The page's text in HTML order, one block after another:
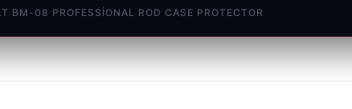
BM-08 PROFESSIONAL ROD CASE PROTECTOR